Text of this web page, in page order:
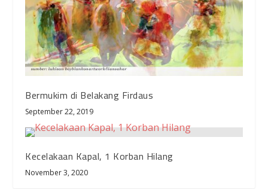
Bermukim di Belakang Firdaus
September 22, 2019
Kecelakaan Kapal, 1 Korban Hilang
November 3, 2020